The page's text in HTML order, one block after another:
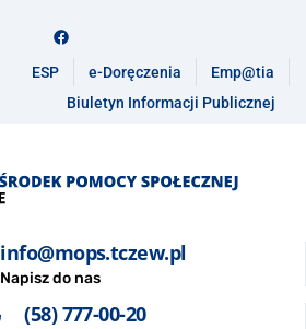
ESP e-Doręczenia
Emp@tia
Biuletyn Informacji Publicznej
info@mops.tczew.pl
Napisz do nas
(58) 777-00-20